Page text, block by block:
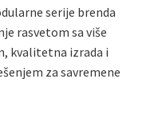
serije brenda
rasvetom sa više
kvalitetna izrada i
za savremene